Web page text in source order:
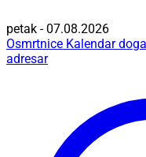
petak - 07.08.2026
Osmrtnice Kalendar
adresar